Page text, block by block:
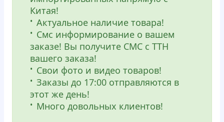
Китая!
Актуальное наличие товара!
Смс информирование о вашем
заказе! Вы получите СМС с ТТН
вашего заказа!
Свои фото и видео товаров!
Заказы до 17:00 отправляются в
этот же день!
Много довольных клиентов!